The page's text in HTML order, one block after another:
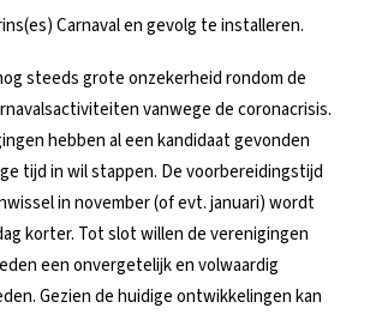
Carnaval en gevolg te installeren.
steeds grote onzekerheid rondom de
vanwege de coronacrisis.
hebben al een kandidaat gevonden
tijd in wil stappen. De voorbereidingstijd
in november (of evt. januari) wordt
korter. Tot slot willen de verenigingen
een onvergetelijk en volwaardig
Gezien de huidige ontwikkelingen kan